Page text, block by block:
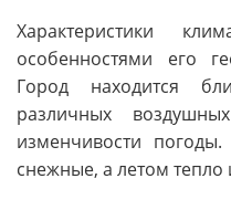
Характеристики
особенностями его
Город находится
различных
изменчивости
снежные, а летом тепло